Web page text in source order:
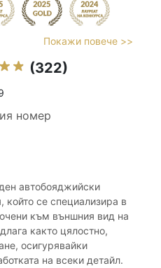
Покажи повече >>
(322)
номер
автобояджийски
се специализира в
към външния вид на
както цялостно,
осигурявайки
на всеки детайл.